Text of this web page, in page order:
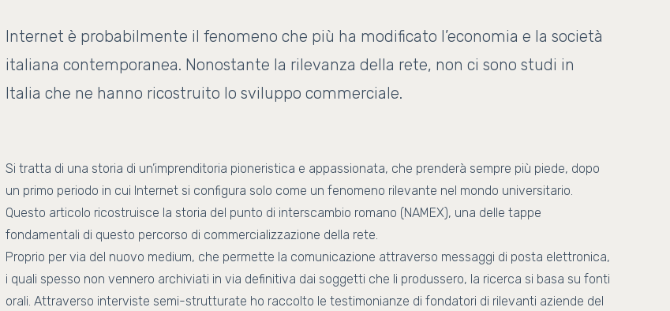
Internet è probabilmente il fenomeno che più ha modificato l’economia e la società
italiana contemporanea. Nonostante la rilevanza della rete, non ci sono studi in
Italia che ne hanno ricostruito lo sviluppo commerciale.
Si tratta di una storia di un’imprenditoria pioneristica e appassionata, che prenderà sempre più piede, dopo
un primo periodo in cui Internet si configura solo come un fenomeno rilevante nel mondo universitario.
Questo articolo ricostruisce la storia del punto di interscambio romano (NAMEX), una delle tappe
fondamentali di questo percorso di commercializzazione della rete.
Proprio per via del nuovo medium, che permette la comunicazione attraverso messaggi di posta elettronica,
i quali spesso non vennero archiviati in via definitiva dai soggetti che li produssero, la ricerca si basa su fonti
orali. Attraverso interviste semi-strutturate ho raccolto le testimonianze di fondatori di rilevanti aziende del